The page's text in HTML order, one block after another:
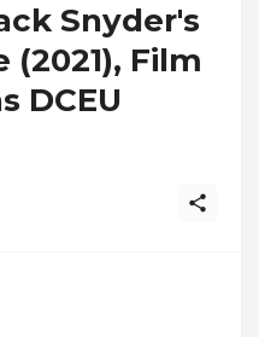
Snyder's
Film
DCEU